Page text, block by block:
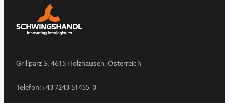
Grillparz 5, 4615 Holzhausen, Österreich
Telefon:+43 7243 51455-0